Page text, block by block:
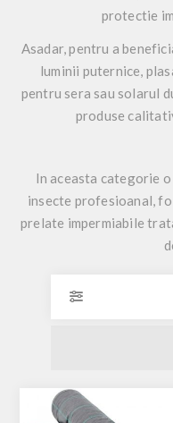
protectie
Asadar, pentru a
luminii puternice,
pentru sera sau solarul
produse
In aceasta categorie
insecte profesioanal,
prelate impermiabile